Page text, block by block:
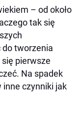
– od około
tak się
do tworzenia
pierwsze
Na spadek
inne czynniki jak